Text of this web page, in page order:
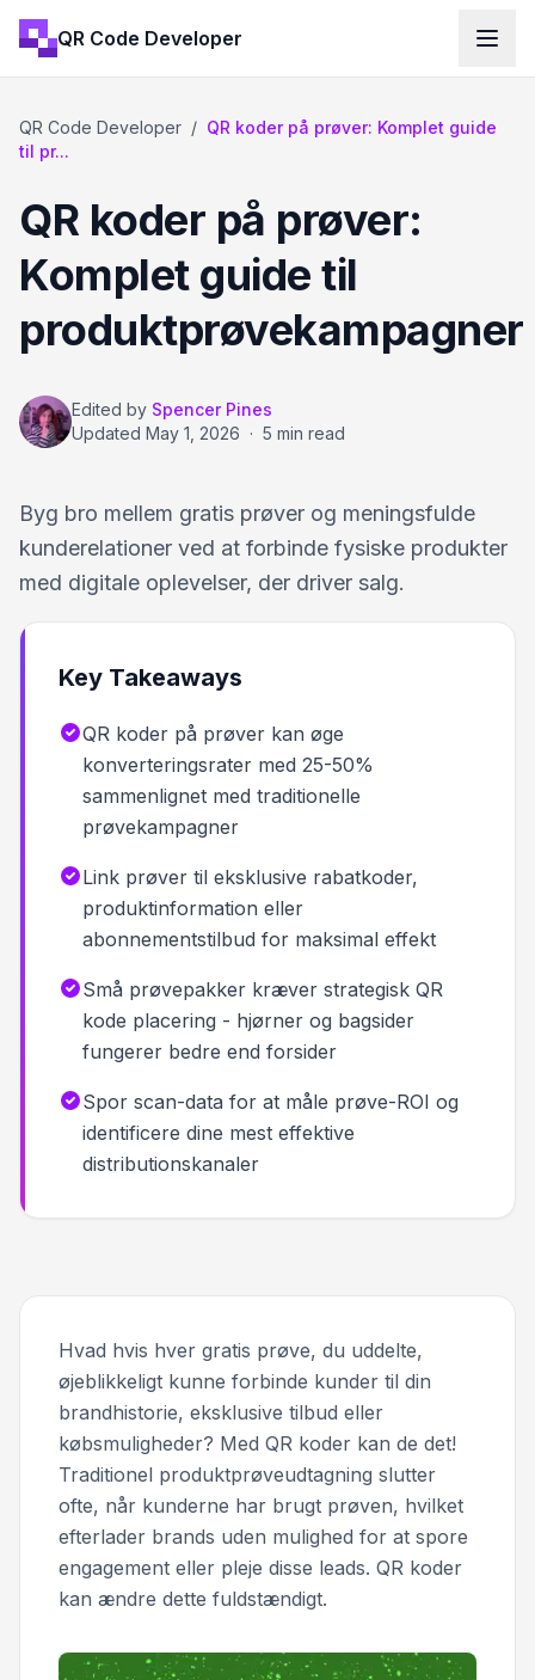
QR Code Developer
QR Code Developer / QR koder på prøver: Komplet guide
til pr...
QR koder på prøver:
Komplet guide til
produktprøvekampagner
Edited by Spencer Pines
Updated May 1, 2026 · 5 min read
Byg bro mellem gratis prøver og meningsfulde
kunderelationer ved at forbinde fysiske produkter
med digitale oplevelser, der driver salg.
Key Takeaways
QR koder på prøver kan øge
konverteringsrater med 25-50%
sammenlignet med traditionelle
prøvekampagner
Link prøver til eksklusive rabatkoder,
produktinformation eller
abonnementstilbud for maksimal effekt
Små prøvepakker kræver strategisk QR
kode placering - hjørner og bagsider
fungerer bedre end forsider
Spor scan-data for at måle prøve-ROI og
identificere dine mest effektive
distributionskanaler
Hvad hvis hver gratis prøve, du uddelte,
øjeblikkeligt kunne forbinde kunder til din
brandhistorie, eksklusive tilbud eller
købsmuligheder? Med QR koder kan de det!
Traditionel produktprøveudtagning slutter
ofte, når kunderne har brugt prøven, hvilket
efterlader brands uden mulighed for at spore
engagement eller pleje disse leads. QR koder
kan ændre dette fuldstændigt.